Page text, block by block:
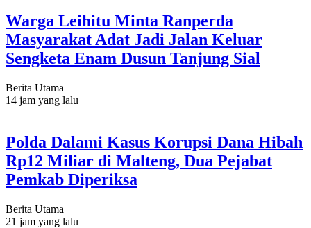
Warga Leihitu Minta Ranperda
Masyarakat Adat Jadi Jalan Keluar
Sengketa Enam Dusun Tanjung Sial
Berita Utama
14 jam yang lalu
Polda Dalami Kasus Korupsi Dana Hibah
Rp12 Miliar di Malteng, Dua Pejabat
Pemkab Diperiksa
Berita Utama
21 jam yang lalu